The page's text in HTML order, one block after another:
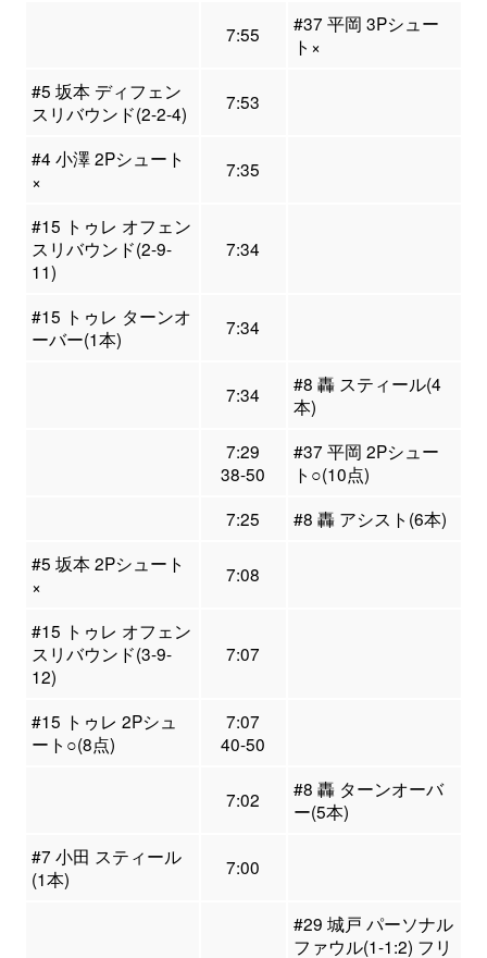
7:55
#37 平岡 3Pシュー
ト×
#5 坂本 ディフェン
スリバウンド(2-2-4)
7:53
#4 小澤 2Pシュート
×
7:35
#15 トゥレ オフェン
スリバウンド(2-9-
11)
7:34
#15 トゥレ ターンオ
ーバー(1本)
7:34
7:34
#8 轟 スティール(4
本)
7:29
38-50
#37 平岡 2Pシュー
ト○(10点)
7:25
#8 轟 アシスト(6本)
#5 坂本 2Pシュート
×
7:08
#15 トゥレ オフェン
スリバウンド(3-9-
12)
7:07
#15 トゥレ 2Pシュ
ート○(8点)
7:07
40-50
7:02
#8 轟 ターンオーバ
ー(5本)
#7 小田 スティール
(1本)
7:00
#29 城戸 パーソナル
ファウル(1-1:2) フリ